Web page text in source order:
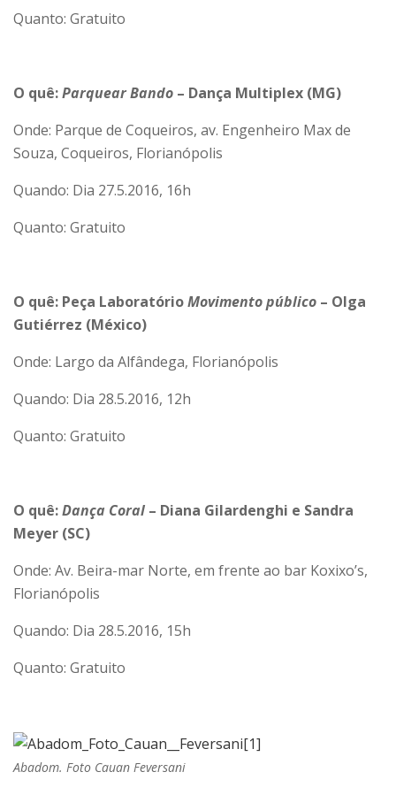
Quanto: Gratuito
O quê:Parquear Bando – Dança Multiplex (MG)
Onde: Parque de Coqueiros, av. Engenheiro Max de
Souza, Coqueiros, Florianópolis
Quando: Dia 27.5.2016, 16h
Quanto: Gratuito
O quê: Peça LaboratórioMovimento público – Olga
Gutiérrez (México)
Onde: Largo da Alfândega, Florianópolis
Quando: Dia 28.5.2016, 12h
Quanto: Gratuito
O quê:Dança Coral – Diana Gilardenghi e Sandra
Meyer (SC)
Onde: Av. Beira-mar Norte, em frente ao bar Koxixo’s,
Florianópolis
Quando: Dia 28.5.2016, 15h
Quanto: Gratuito
Abadom. Foto Cauan Feversani